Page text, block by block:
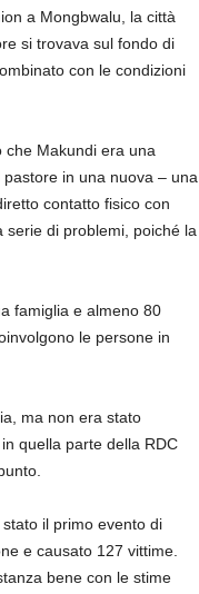
a Mongbwalu, la città
si trovava sul fondo di
con le condizioni
che Makundi era una
in una nuova – una
contatto fisico con
serie di problemi, poiché la
famiglia e almeno 80
le persone in
ma non era stato
quella parte della RDC
il primo evento di
e causato 127 vittime.
bene con le stime